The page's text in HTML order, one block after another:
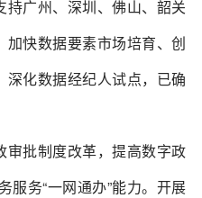
广州、深圳、佛山、韶关
快数据要素市场培育、创
化数据经纪人试点，已确
批制度改革，提高数字政
服务“一网通办”能力。开展